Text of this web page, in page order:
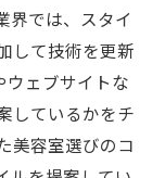
界では、スタイ
して技術を更新
ウェブサイトな
しているかをチ
美容室選びのコ